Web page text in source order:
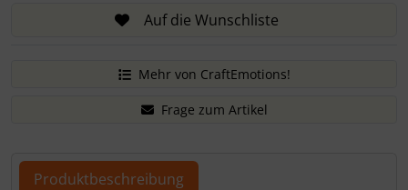
Auf die Wunschliste
Mehr von CraftEmotions!
Frage zum Artikel
Produktbeschreibung